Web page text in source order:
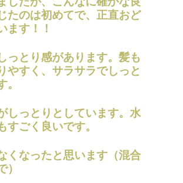
たのは初めてで、正直おど
ます！！
っとり感があります。髪も
やすく、サラサラでしっと
。
しっとりとしています。水
すごく良いです。
くなったと思います（混合
）